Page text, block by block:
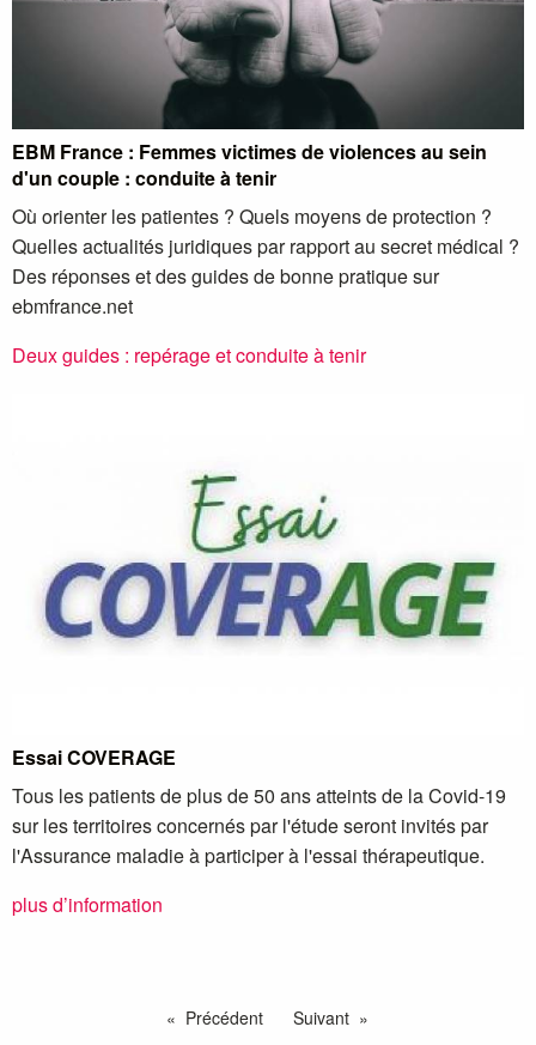
EBM France : Femmes victimes de violences au sein
d'un couple : conduite à tenir
Où orienter les patientes ? Quels moyens de protection ?
Quelles actualités juridiques par rapport au secret médical ?
Des réponses et des guides de bonne pratique sur
ebmfrance.net
Deux guides : repérage et conduite à tenir
Essai COVERAGE
Tous les patients de plus de 50 ans atteints de la Covid-19
sur les territoires concernés par l'étude seront invités par
l'Assurance maladie à participer à l'essai thérapeutique.
plus d’information
Précédent Suivant